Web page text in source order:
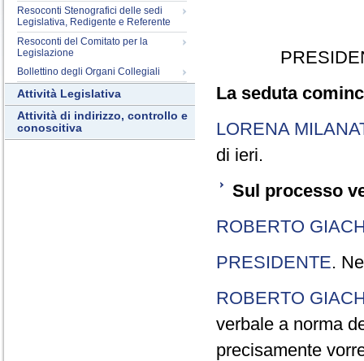
Resoconti Stenografici delle sedi
Legislativa, Redigente e Referente
Resoconti del Comitato per la
Legislazione
Bollettino degli Organi Collegiali
Attività Legislativa
Attività di indirizzo, controllo e
conoscitiva
La seduta
LORENA
di ieri.
Sul processo
ROBERTO
PRESIDENTE.
ROBERTO
verbale a norma
precisamente